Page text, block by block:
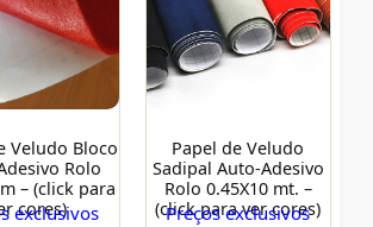
Veludo Bloco
Rolo
– (click para
cores)
exclusivos
Papel de Veludo
Sadipal Auto-Adesivo
Rolo 0.45X10 mt. –
(click para ver cores)
Preços exclusivos